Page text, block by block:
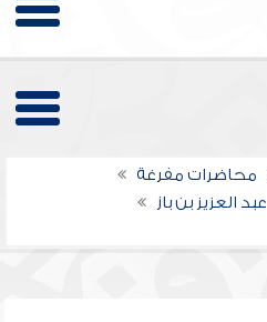
محاضرات مفرغة
عبد العزيز بن باز